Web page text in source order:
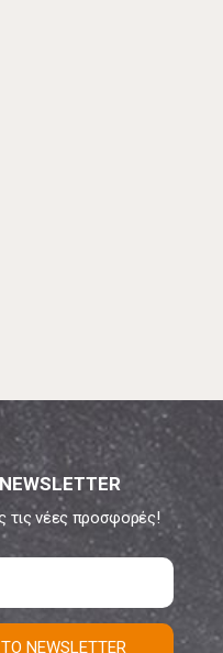
νέες προσφορές!
NEWSLETTER